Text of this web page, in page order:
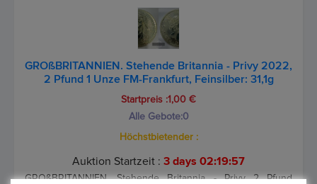
GROßBRITANNIEN. Stehende Britannia - Privy 2022,
2 Pfund 1 Unze FM-Frankfurt, Feinsilber: 31,1g
Startpreis :1,00 €
Alle Gebote:0
Höchstbietender :
Auktion Startzeit : 3 days 02:19:57
GROßBRITANNIEN. Stehende Britannia - Privy 2 Pfund